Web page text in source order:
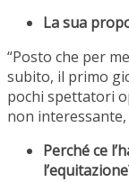
La sua
“Posto che per
subito, il primo
pochi spettatori
non
Perché ce